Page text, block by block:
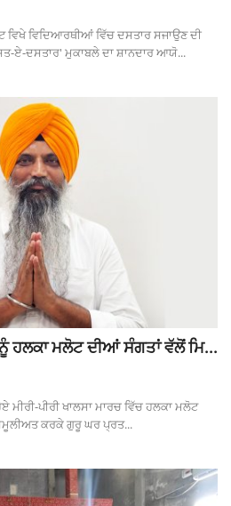
ਵਿਖੇ ਵਿਦਿਆਰਥੀਆਂ ਵਿੱਚ ਦਸਤਾਰ ਸਜਾਉਣ ਦੀ
ਏ-ਦਸਤਾਰ' ਮੁਕਾਬਲੇ ਦਾ ਸ਼ਾਨਦਾਰ ਆਯੋ...
ਨੂੰ ਹਲਕਾ ਮਲੋਟ ਦੀਆਂ ਸੰਗਤਾਂ ਵੱਲੋਂ ਮਿ...
ਪੀਰੀ ਖਾਲਸਾ ਮਾਰਚ ਵਿੱਚ ਹਲਕਾ ਮਲੋਟ
ਕਰਕੇ ਗੁਰੂ ਘਰ ਪ੍ਰਤ...